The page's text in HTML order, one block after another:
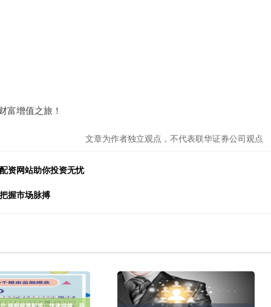
富增值之旅！
文章为作者独立观点，不代表联华证券公司观点
资网站助你投资无忧
握市场脉搏